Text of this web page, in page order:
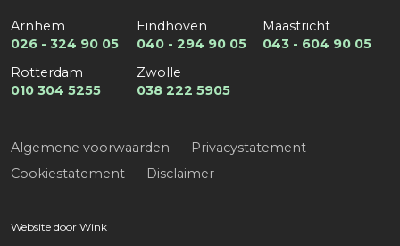
Arnhem
026 - 324 90 05
Eindhoven
040 - 294 90 05
Maastricht
043 - 604 90 05
Rotterdam
010 304 5255
Zwolle
038 222 5905
Algemene voorwaarden
Privacystatement
Cookiestatement
Disclaimer
Website door Wink
Telefoon
Verzend